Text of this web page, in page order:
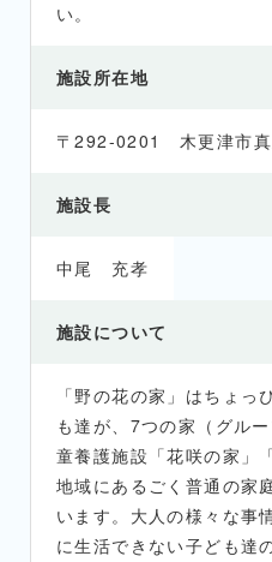
い。
施設所在地
〒292-0201 木更津市
施設長
中尾 充孝
施設について
「野の花の家」はちょ
も達が、7つの家（グル
童養護施設「花咲の家」
地域にあるごく普通の家
います。大人の様々な事
に生活できない子ども達